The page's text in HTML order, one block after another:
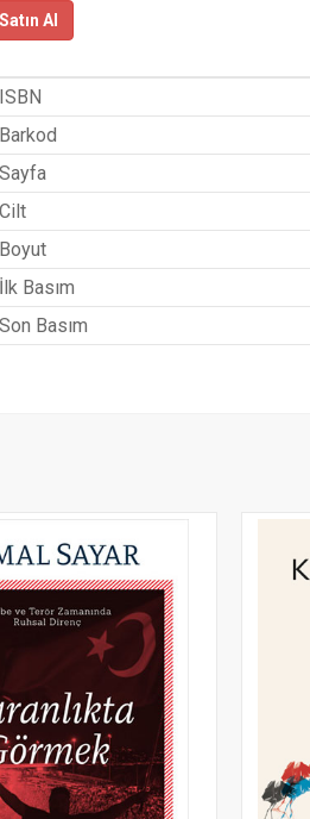
Satın Al
ISBN
Barkod
Sayfa
Cilt
Boyut
İlk Basım
Son Basım